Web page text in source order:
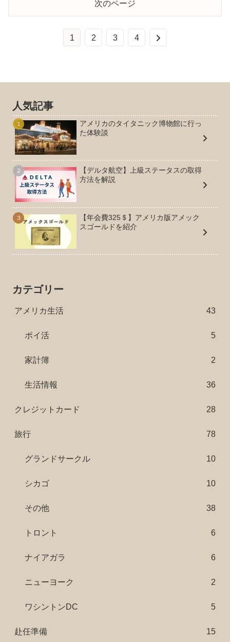
次のページ
1 2 3 4
次
人気記事
アメリカのタイタニック博物館に行っ
た体験談
【デルタ航空】上級ステータスの取得
方法を解説
【年会費325＄】アメリカ版アメック
スゴールドを紹介
カテゴリー
アメリカ生活 43
ポイ活 5
家計簿 2
生活情報 36
クレジットカード 28
旅行 78
グランドサークル 10
シカゴ 10
その他 38
トロント 6
ナイアガラ 6
ニューヨーク 2
ワシントンDC 5
赴任準備 15